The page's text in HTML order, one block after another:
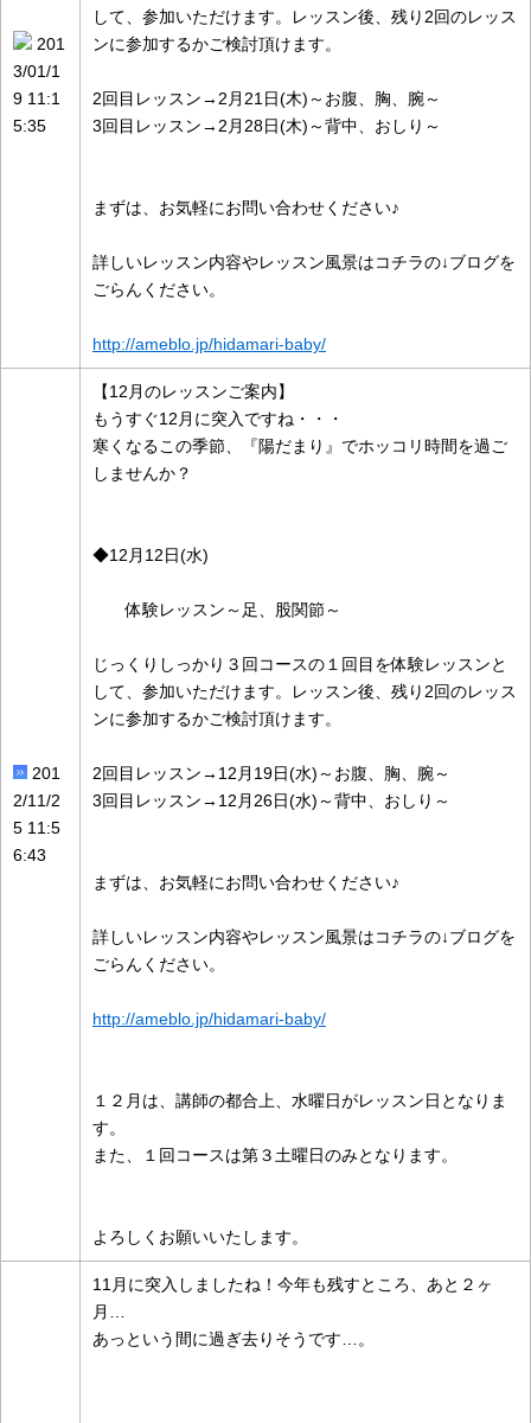
201
3/01/1
9 11:1
5:35
して、参加いただけます。レッスン後、残り2回のレッス
ンに参加するかご検討頂けます。
2回目レッスン→2月21日(木)～お腹、胸、腕～
3回目レッスン→2月28日(木)～背中、おしり～
まずは、お気軽にお問い合わせください♪
詳しいレッスン内容やレッスン風景はコチラの↓ブログを
ごらんください。
http://ameblo.jp/hidamari-baby/
201
2/11/2
5 11:5
6:43
【12月のレッスンご案内】
もうすぐ12月に突入ですね・・・
寒くなるこの季節、『陽だまり』でホッコリ時間を過ご
しませんか？
◆12月12日(水)
体験レッスン～足、股関節～
じっくりしっかり３回コースの１回目を体験レッスンと
して、参加いただけます。レッスン後、残り2回のレッス
ンに参加するかご検討頂けます。
2回目レッスン→12月19日(水)～お腹、胸、腕～
3回目レッスン→12月26日(水)～背中、おしり～
まずは、お気軽にお問い合わせください♪
詳しいレッスン内容やレッスン風景はコチラの↓ブログを
ごらんください。
http://ameblo.jp/hidamari-baby/
１２月は、講師の都合上、水曜日がレッスン日となりま
す。
また、１回コースは第３土曜日のみとなります。
よろしくお願いいたします。
11月に突入しましたね！今年も残すところ、あと２ヶ
月…
あっという間に過ぎ去りそうです…。